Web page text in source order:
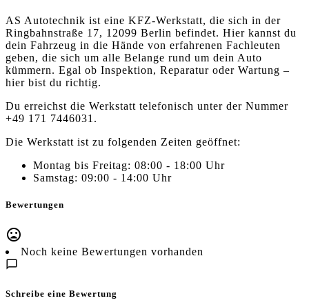
AS Autotechnik ist eine KFZ-Werkstatt, die sich in der
Ringbahnstraße 17, 12099 Berlin befindet. Hier kannst du
dein Fahrzeug in die Hände von erfahrenen Fachleuten
geben, die sich um alle Belange rund um dein Auto
kümmern. Egal ob Inspektion, Reparatur oder Wartung –
hier bist du richtig.
Du erreichst die Werkstatt telefonisch unter der Nummer
+49 171 7446031.
Die Werkstatt ist zu folgenden Zeiten geöffnet:
Montag bis Freitag: 08:00 - 18:00 Uhr
Samstag: 09:00 - 14:00 Uhr
Bewertungen
Noch keine Bewertungen vorhanden
Schreibe eine Bewertung